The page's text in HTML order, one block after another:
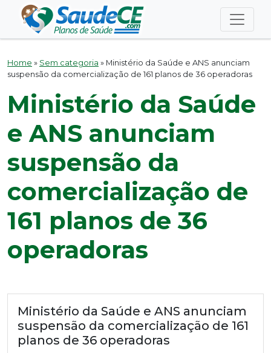
Home » Sem categoria » Ministério da Saúde e ANS anunciam
suspensão da comercialização de 161 planos de 36 operadoras
Ministério da Saúde
e ANS anunciam
suspensão da
comercialização de
161 planos de 36
operadoras
Ministério da Saúde e ANS anunciam
suspensão da comercialização de 161
planos de 36 operadoras